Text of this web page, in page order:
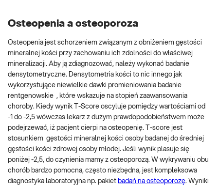
Osteopenia a osteoporoza
Osteopenia jest schorzeniem związanym z obniżeniem gęstości
mineralnej kości przy zachowaniu ich zdolności do właściwej
mineralizacji. Aby ją zdiagnozować, należy wykonać badanie
densytometryczne. Densytometria kości to nic innego jak
wykorzystujące niewielkie dawki promieniowania badanie
rentgenowskie , które wskazuje na stopień zaawansowania
choroby. Kiedy wynik T-Score oscyluje pomiędzy wartościami od
-1 do -2,5 wówczas lekarz z dużym prawdopodobieństwem może
podejrzewać, iż pacjent cierpi na osteopenię. T-score jest
stosunkiem gęstości mineralnej kości osoby badanej do średniej
gęstości kości zdrowej osoby młodej. Jeśli wynik plasuje się
poniżej -2,5, do czynienia mamy z osteoporozą. W wykrywaniu obu
chorób bardzo pomocna, często niezbędna, jest kompleksowa
diagnostyka laboratoryjna np. pakiet badań na osteoporozę. Wyniki